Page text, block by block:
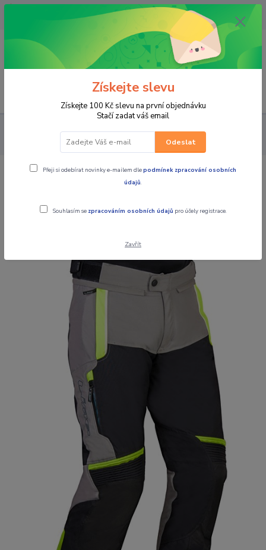
OPAVA 733537099/HLUČÍN
734541648/OLOMOUC 734593593
0,00 CZK
PRO JEZDCE KALHOTY PÁNSKÉ TEXTILNÍ
MBW Pánské
textilní moto kalhoty Beret green
MBW Pánské textilní moto kalhoty
Získejte slevu
Získejte 100 Kč slevu na první objednávku
Stačí zadat váš email
Odeslat
Přeji si odebírat novinky e-mailem dlepodmínek zpracování osobních
údajů.
Souhlasím se zpracováním osobních údajů pro účely registrace.
Zavřít